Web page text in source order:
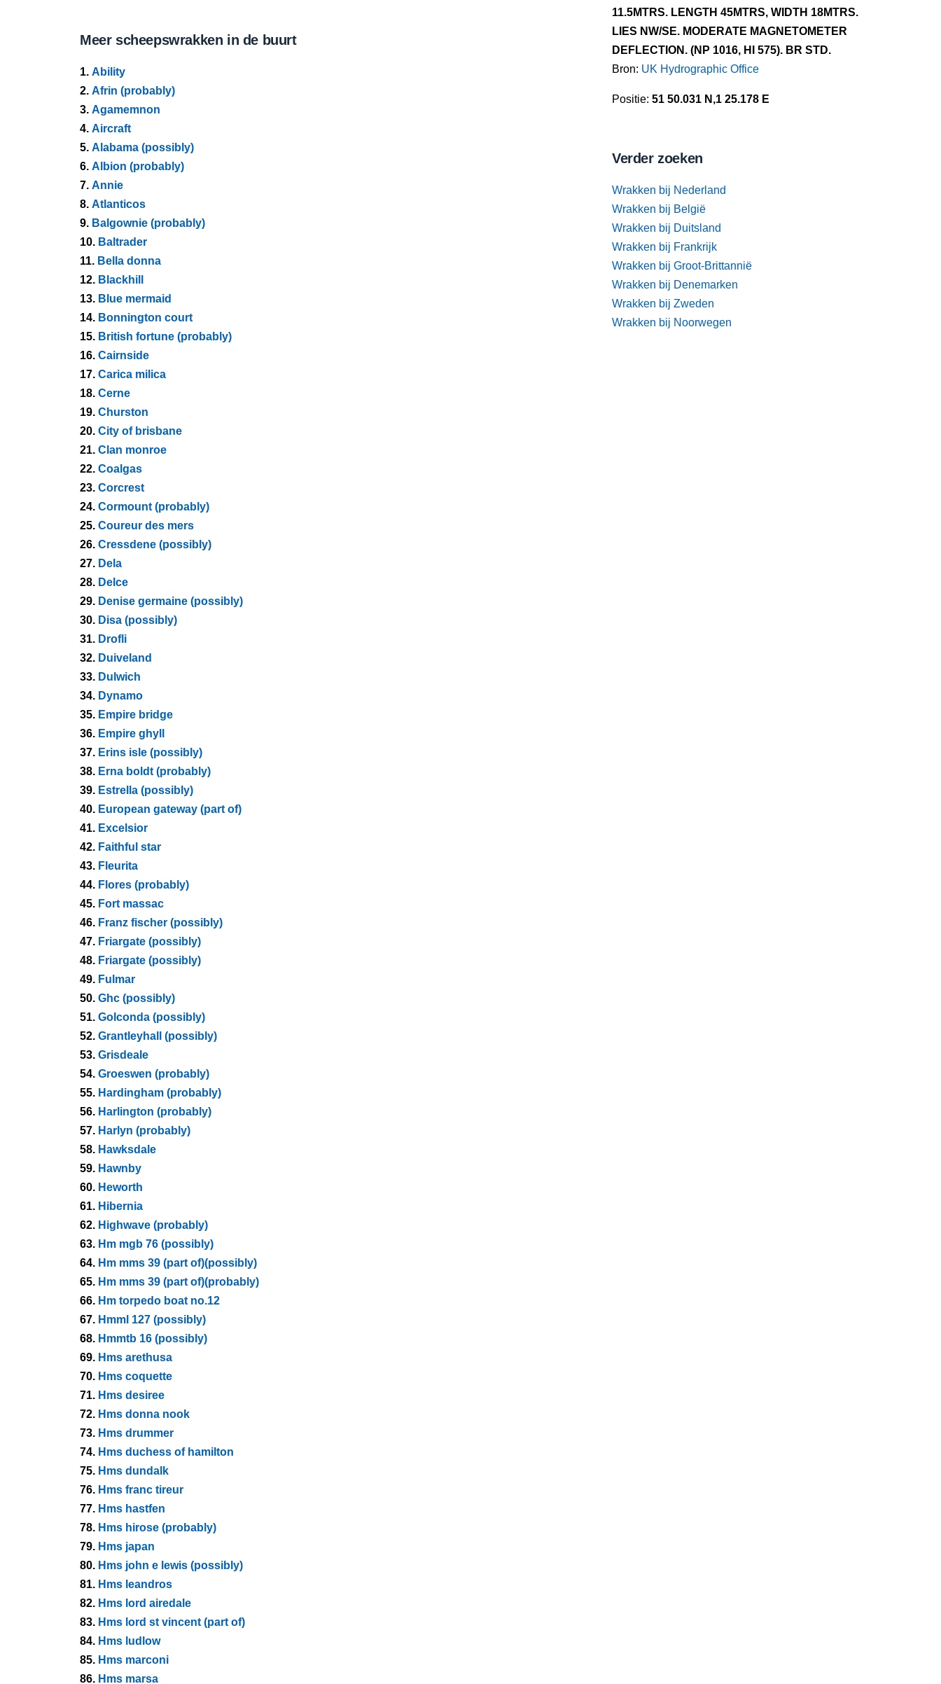
Meer scheepswrakken in de buurt
1. Ability
2. Afrin (probably)
3. Agamemnon
4. Aircraft
5. Alabama (possibly)
6. Albion (probably)
7. Annie
8. Atlanticos
9. Balgownie (probably)
10. Baltrader
11. Bella donna
12. Blackhill
13. Blue mermaid
14. Bonnington court
15. British fortune (probably)
16. Cairnside
17. Carica milica
18. Cerne
19. Churston
20. City of brisbane
21. Clan monroe
22. Coalgas
23. Corcrest
24. Cormount (probably)
25. Coureur des mers
26. Cressdene (possibly)
27. Dela
28. Delce
29. Denise germaine (possibly)
30. Disa (possibly)
31. Drofli
32. Duiveland
33. Dulwich
34. Dynamo
35. Empire bridge
36. Empire ghyll
37. Erins isle (possibly)
38. Erna boldt (probably)
39. Estrella (possibly)
40. European gateway (part of)
41. Excelsior
42. Faithful star
43. Fleurita
44. Flores (probably)
45. Fort massac
46. Franz fischer (possibly)
47. Friargate (possibly)
48. Friargate (possibly)
49. Fulmar
50. Ghc (possibly)
51. Golconda (possibly)
52. Grantleyhall (possibly)
53. Grisdeale
54. Groeswen (probably)
55. Hardingham (probably)
56. Harlington (probably)
57. Harlyn (probably)
58. Hawksdale
59. Hawnby
60. Heworth
61. Hibernia
62. Highwave (probably)
63. Hm mgb 76 (possibly)
64. Hm mms 39 (part of)(possibly)
65. Hm mms 39 (part of)(probably)
66. Hm torpedo boat no.12
67. Hmml 127 (possibly)
68. Hmmtb 16 (possibly)
69. Hms arethusa
70. Hms coquette
71. Hms desiree
72. Hms donna nook
73. Hms drummer
74. Hms duchess of hamilton
75. Hms dundalk
76. Hms franc tireur
77. Hms hastfen
78. Hms hirose (probably)
79. Hms japan
80. Hms john e lewis (possibly)
81. Hms leandros
82. Hms lord airedale
83. Hms lord st vincent (part of)
84. Hms ludlow
85. Hms marconi
86. Hms marsa
11.5MTRS. LENGTH 45MTRS, WIDTH 18MTRS.
LIES NW/SE. MODERATE MAGNETOMETER
DEFLECTION. (NP 1016, HI 575). BR STD.
Bron: UK Hydrographic Office
Positie: 51 50.031 N,1 25.178 E
Verder zoeken
Wrakken bij Nederland
Wrakken bij België
Wrakken bij Duitsland
Wrakken bij Frankrijk
Wrakken bij Groot-Brittannië
Wrakken bij Denemarken
Wrakken bij Zweden
Wrakken bij Noorwegen